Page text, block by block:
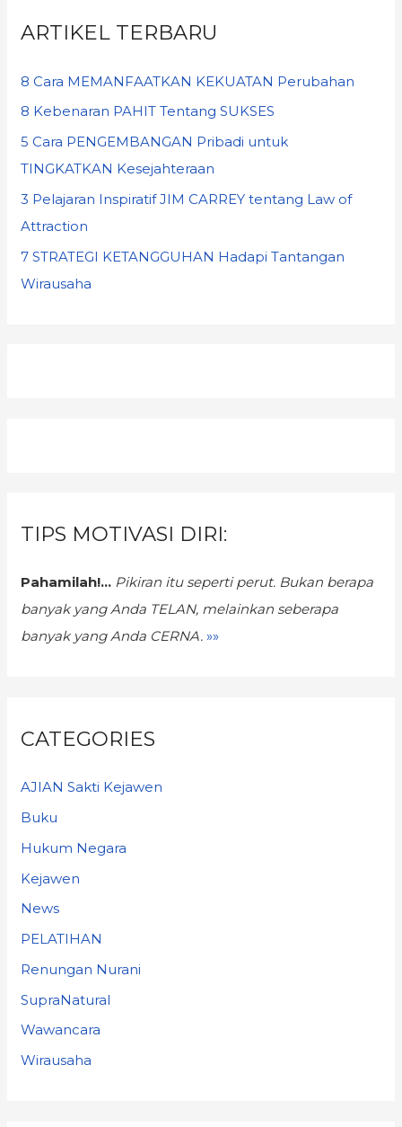
ARTIKEL TERBARU
8 Cara MEMANFAATKAN KEKUATAN Perubahan
8 Kebenaran PAHIT Tentang SUKSES
5 Cara PENGEMBANGAN Pribadi untuk
TINGKATKAN Kesejahteraan
3 Pelajaran Inspiratif JIM CARREY tentang Law of
Attraction
7 STRATEGI KETANGGUHAN Hadapi Tantangan
Wirausaha
TIPS MOTIVASI DIRI:
Pahamilah!... Pikiran itu seperti perut. Bukan berapa
banyak yang Anda TELAN, melainkan seberapa
banyak yang Anda CERNA. »»
CATEGORIES
AJIAN Sakti Kejawen
Buku
Hukum Negara
Kejawen
News
PELATIHAN
Renungan Nurani
SupraNatural
Wawancara
Wirausaha